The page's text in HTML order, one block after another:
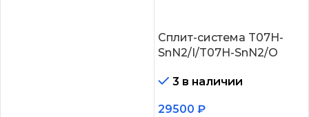
Сплит-система T07H-
SnN2/I/T07H-SnN2/O
3 в наличии
29500 ₽